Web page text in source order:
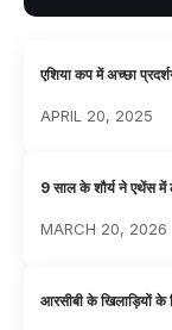
एशिया कप में अच्छा
APRIL 20, 2025
9 साल के शौर्य ने एथेंस में
MARCH 20, 2026
आरसीबी के खिलाड़ियों